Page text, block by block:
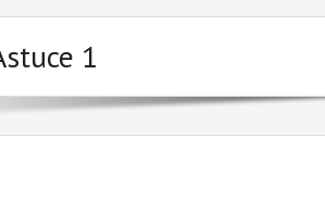
1